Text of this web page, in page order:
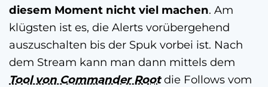
diesem Moment nicht viel machen. Am
klügsten ist es, die Alerts vorübergehend
auszuschalten bis der Spuk vorbei ist. Nach
dem Stream kann man dann mittels dem
Tool von Commander Root die Follows vom